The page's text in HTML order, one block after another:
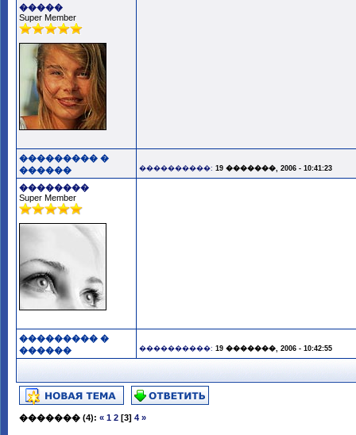
�����
Super Member
��������� �
������
����������: 19 �������, 2006 - 10:41:23
��������
Super Member
��������� �
������
����������: 19 �������, 2006 - 10:42:55
������� (4): « 1 2 [3] 4 »